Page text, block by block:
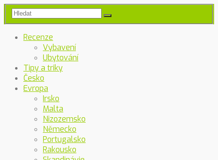
Recenze
Vybavení
Ubytování
Tipy a triky
Česko
Evropa
Irsko
Malta
Nizozemsko
Německo
Portugalsko
Rakousko